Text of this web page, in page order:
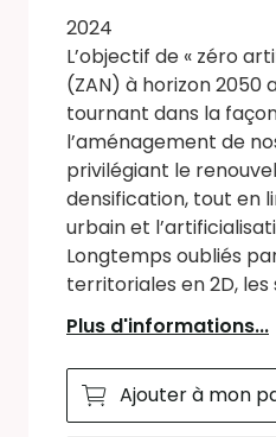
2024
L’objectif de « zéro
(ZAN) à horizon 2050
tournant dans la
l’aménagement de
privilégiant le
densification, tout en
urbain et
Longtemps oubliés
territoriales en 2D, les
Plus d'informations...
Ajouter à mon